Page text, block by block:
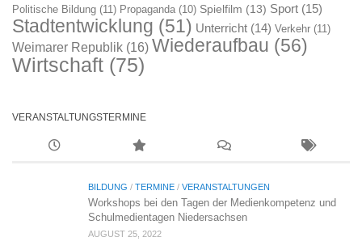
Politische Bildung (11) Propaganda (10) Spielfilm (13) Sport (15)
Stadtentwicklung (51) Unterricht (14) Verkehr (11)
Weimarer Republik (16) Wiederaufbau (56)
Wirtschaft (75)
VERANSTALTUNGSTERMINE
BILDUNG / TERMINE / VERANSTALTUNGEN
Workshops bei den Tagen der Medienkompetenz und
Schulmedientagen Niedersachsen
AUGUST 25, 2022